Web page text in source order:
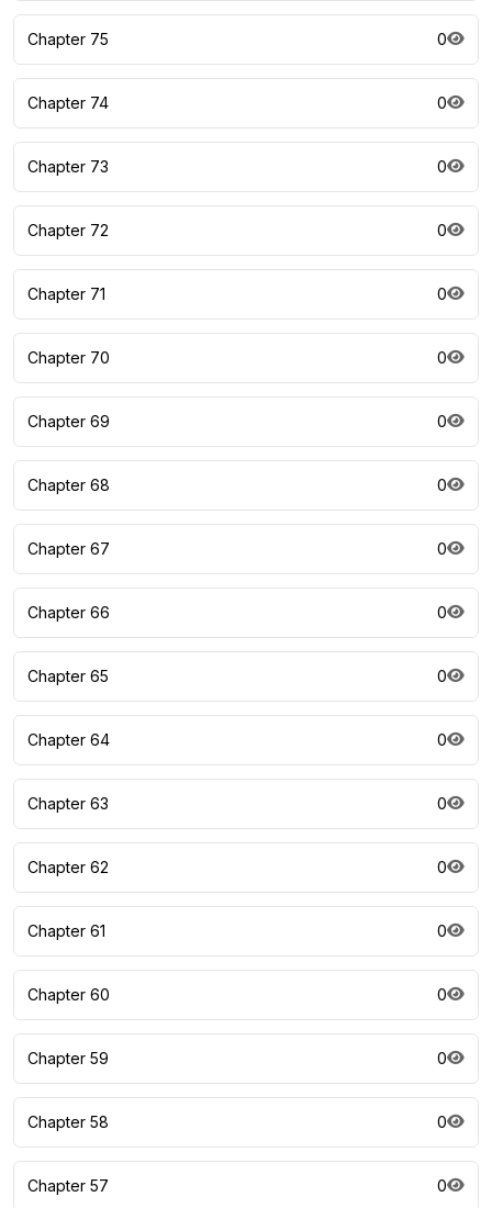
Chapter 75 0
Chapter 74 0
Chapter 73 0
Chapter 72 0
Chapter 71 0
Chapter 70 0
Chapter 69 0
Chapter 68 0
Chapter 67 0
Chapter 66 0
Chapter 65 0
Chapter 64 0
Chapter 63 0
Chapter 62 0
Chapter 61 0
Chapter 60 0
Chapter 59 0
Chapter 58 0
Chapter 57 0